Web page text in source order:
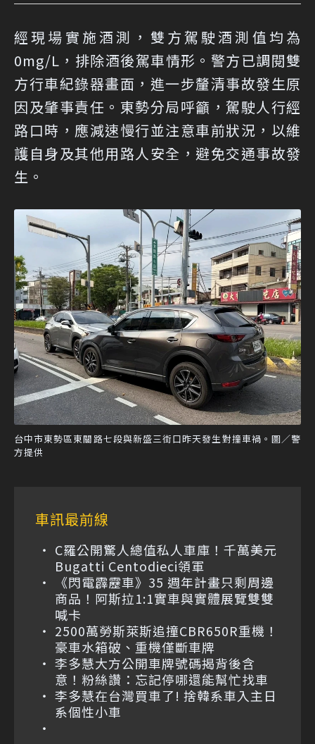
經現場實施酒測，雙方駕駛酒測值均為
0mg/L，排除酒後駕車情形。警方已調閱雙
方行車紀錄器畫面，進一步釐清事故發生原
因及肇事責任。東勢分局呼籲，駕駛人行經
路口時，應減速慢行並注意車前狀況，以維
護自身及其他用路人安全，避免交通事故發
生。
台中市東勢區東關路七段與新盛三街口昨天發生對撞車禍。圖／警
方提供
車訊最前線
C羅公開驚人總值私人車庫！千萬美元
Bugatti Centodieci領軍
《閃電霹靂車》35 週年計畫只剩周邊
商品！阿斯拉1:1實車與實體展覽雙雙
喊卡
2500萬勞斯萊斯追撞CBR650R重機！
豪車水箱破、重機僅斷車牌
李多慧大方公開車牌號碼揭背後含
意！粉絲讚：忘記停哪還能幫忙找車
李多慧在台灣買車了! 捨韓系車入主日
系個性小車